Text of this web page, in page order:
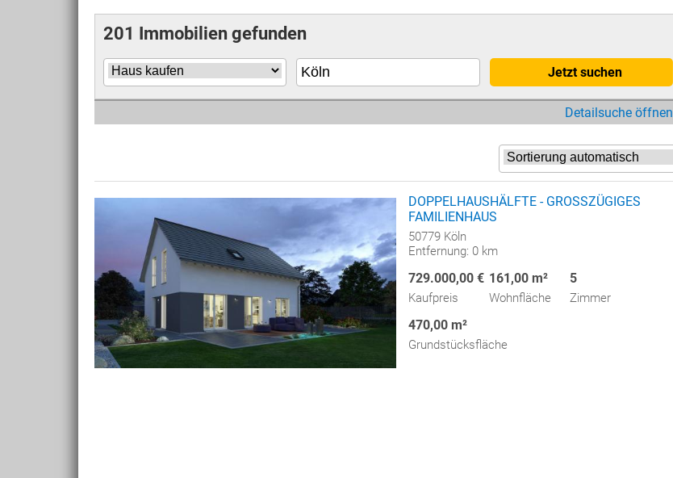
201 Immobilien gefunden
Jetzt suchen
Detailsuche öffnen
DOPPELHAUSHÄLFTE - GROSSZÜGIGES
FAMILIENHAUS
50779 Köln
Entfernung: 0 km
729.000,00 €
Kaufpreis
161,00 m²
Wohnfläche
5
Zimmer
470,00 m²
Grundstücksfläche